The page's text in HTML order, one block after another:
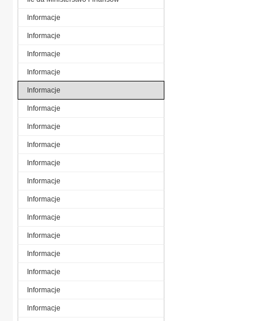
Informacje
Informacje
Informacje
Informacje
Informacje
Informacje
Informacje
Informacje
Informacje
Informacje
Informacje
Informacje
Informacje
Informacje
Informacje
Informacje
Informacje